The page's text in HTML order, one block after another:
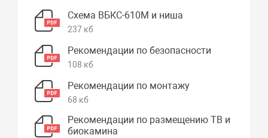
Схема ВБКС-610М и ниша
237 кб
Рекомендации по безопасности
108 кб
Рекомендации по монтажу
68 кб
Рекомендации по размещению ТВ и
биокамина